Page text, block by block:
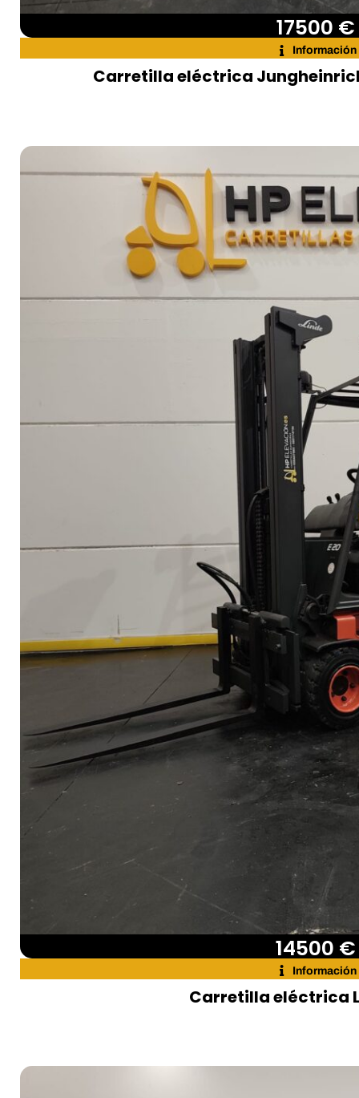
17500 €
Información
Carretilla eléctrica Jungheinrich
14500 €
Información
Carretilla eléctrica